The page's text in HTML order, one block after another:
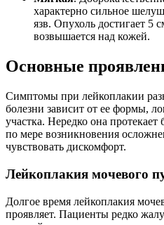
характерно сильное
язв. Опухоль достигает 5
возвышается над кожей.
Основные
Симптомы при лейкоплакии
болезни зависит от ее формы,
участка. Нередко она
по мере возникновения
чувствовать дискомфорт.
Лейкоплакия мочевого
Долгое время лейкоплакия
проявляет. Пациенты редко